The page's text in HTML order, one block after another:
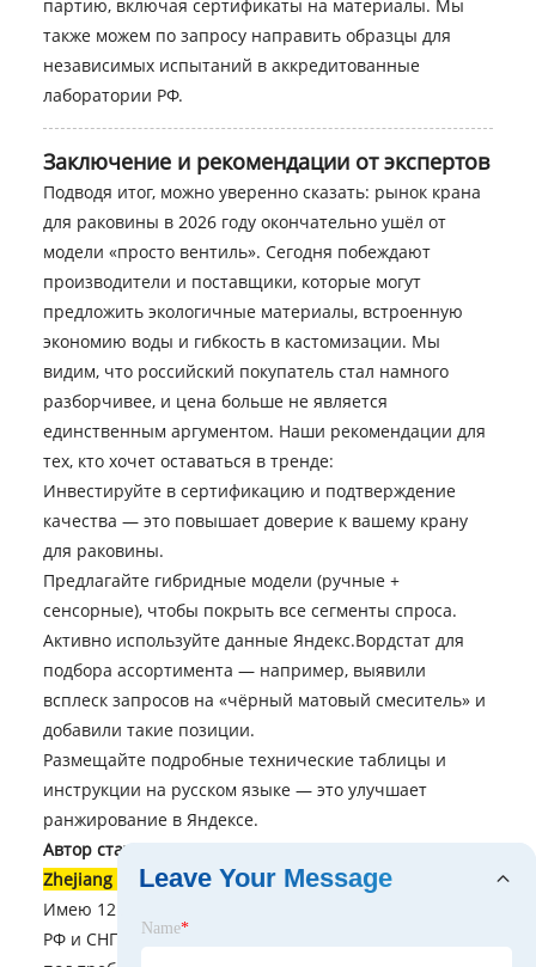
партию, включая сертификаты на материалы. Мы
также можем по запросу направить образцы для
независимых испытаний в аккредитованные
лаборатории РФ.
Заключение и рекомендации от экспертов
Подводя итог, можно уверенно сказать: рынок крана
для раковины в 2026 году окончательно ушёл от
модели «просто вентиль». Сегодня побеждают
производители и поставщики, которые могут
предложить экологичные материалы, встроенную
экономию воды и гибкость в кастомизации. Мы
видим, что российский покупатель стал намного
разборчивее, и цена больше не является
единственным аргументом. Наши рекомендации для
тех, кто хочет оставаться в тренде:
Инвестируйте в сертификацию и подтверждение
качества — это повышает доверие к вашему крану
для раковины.
Предлагайте гибридные модели (ручные +
сенсорные), чтобы покрыть все сегменты спроса.
Активно используйте данные Яндекс.Вордстат для
подбора ассортимента — например, выявили
всплеск запросов на «чёрный матовый смеситель» и
добавили такие позиции.
Размещайте подробные технические таблицы и
инструкции на русском языке — это улучшает
ранжирование в Яндексе.
Автор статьи:
Zhejiang Baisida Sanitary Co., Ltd., Александр Ковалёв.
Имею 12 лет опыта в поставках сантехники на рынки
РФ и СНГ. Специализация — адаптация продукции
Leave Your Message
Name*